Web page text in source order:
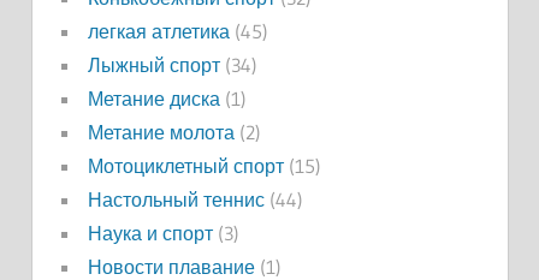
легкая атлетика (45)
Лыжный спорт(34)
Метание диска (1)
Метание молота (2)
Мотоциклетный спорт(15)
Настольный теннис(44)
Наука и спорт(3)
Новости плавание(1)